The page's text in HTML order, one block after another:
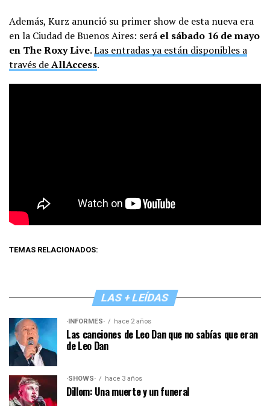
Además, Kurz anunció su primer show de esta nueva era
en la Ciudad de Buenos Aires: será el sábado 16 de mayo
en The Roxy Live.Las entradas ya están disponibles a
través deAllAccess.
TEMAS RELACIONADOS:
LAS + LEÍDAS
·INFORMES· hace 2 años
Las canciones de Leo Dan que no sabías que eran
de Leo Dan
·SHOWS· hace 3 años
Dillom: Una muerte y un funeral